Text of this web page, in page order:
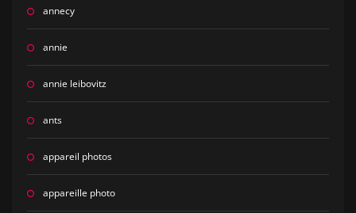
annecy
annie
annie leibovitz
ants
appareil photos
appareille photo